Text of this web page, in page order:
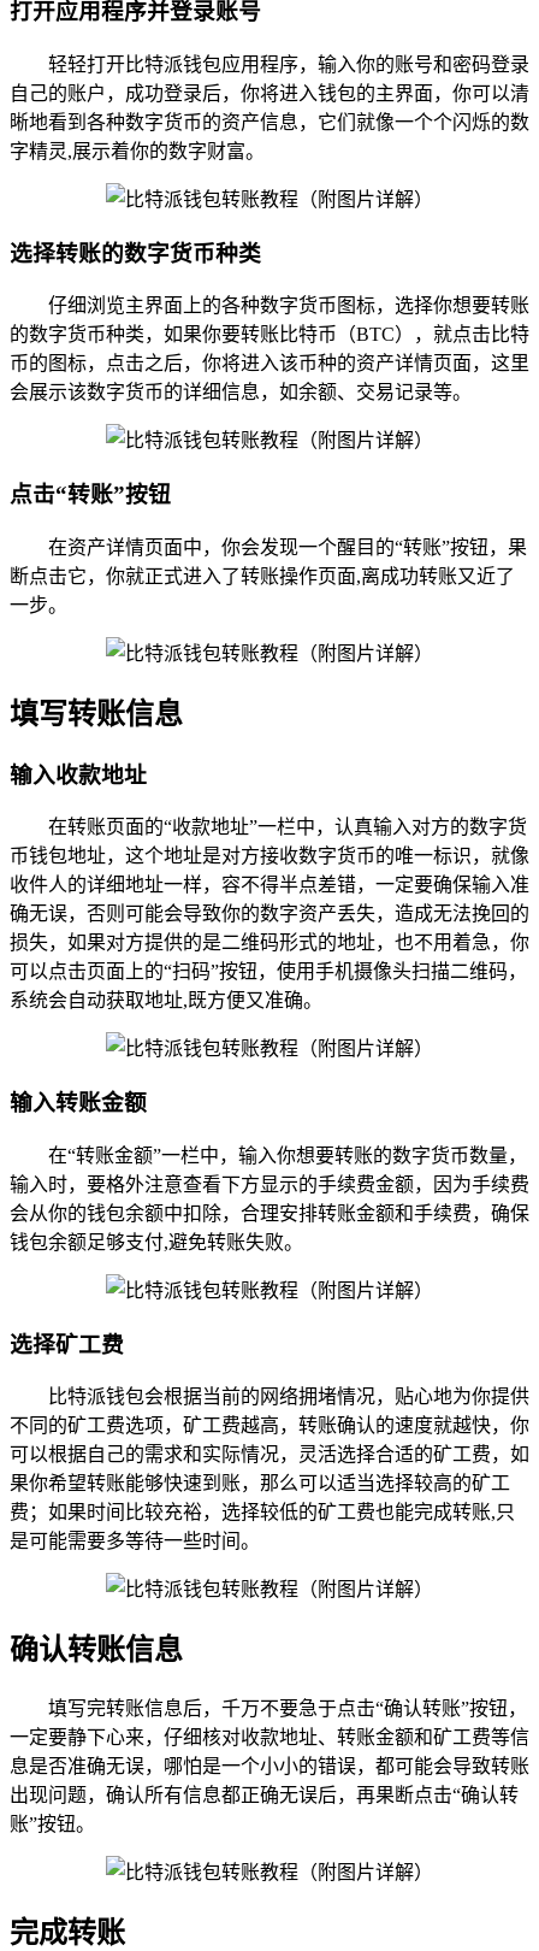
打开应用程序并登录账号
轻轻打开比特派钱包应用程序，输入你的账号和密码登录
自己的账户，成功登录后，你将进入钱包的主界面，你可以清
晰地看到各种数字货币的资产信息，它们就像一个个闪烁的数
字精灵,展示着你的数字财富。
选择转账的数字货币种类
仔细浏览主界面上的各种数字货币图标，选择你想要转账
的数字货币种类，如果你要转账比特币（BTC），就点击比特
币的图标，点击之后，你将进入该币种的资产详情页面，这里
会展示该数字货币的详细信息，如余额、交易记录等。
点击“转账”按钮
在资产详情页面中，你会发现一个醒目的“转账”按钮，果
断点击它，你就正式进入了转账操作页面,离成功转账又近了
一步。
填写转账信息
输入收款地址
在转账页面的“收款地址”一栏中，认真输入对方的数字货
币钱包地址，这个地址是对方接收数字货币的唯一标识，就像
收件人的详细地址一样，容不得半点差错，一定要确保输入准
确无误，否则可能会导致你的数字资产丢失，造成无法挽回的
损失，如果对方提供的是二维码形式的地址，也不用着急，你
可以点击页面上的“扫码”按钮，使用手机摄像头扫描二维码，
系统会自动获取地址,既方便又准确。
输入转账金额
在“转账金额”一栏中，输入你想要转账的数字货币数量，
输入时，要格外注意查看下方显示的手续费金额，因为手续费
会从你的钱包余额中扣除，合理安排转账金额和手续费，确保
钱包余额足够支付,避免转账失败。
选择矿工费
比特派钱包会根据当前的网络拥堵情况，贴心地为你提供
不同的矿工费选项，矿工费越高，转账确认的速度就越快，你
可以根据自己的需求和实际情况，灵活选择合适的矿工费，如
果你希望转账能够快速到账，那么可以适当选择较高的矿工
费；如果时间比较充裕，选择较低的矿工费也能完成转账,只
是可能需要多等待一些时间。
确认转账信息
填写完转账信息后，千万不要急于点击“确认转账”按钮，
一定要静下心来，仔细核对收款地址、转账金额和矿工费等信
息是否准确无误，哪怕是一个小小的错误，都可能会导致转账
出现问题，确认所有信息都正确无误后，再果断点击“确认转
账”按钮。
完成转账